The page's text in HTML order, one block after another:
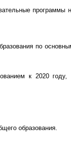
программы
по
к 2020
образования.